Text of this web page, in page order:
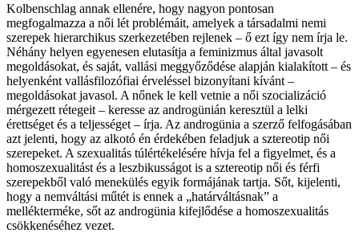
Kolbenschlag annak ellenére, hogy nagyon pontosan
megfogalmazza a női lét problémáit, amelyek a társadalmi nemi
szerepek hierarchikus szerkezetében rejlenek – ő ezt így nem írja le.
Néhány helyen egyenesen elutasítja a feminizmus által javasolt
megoldásokat, és saját, vallási meggyőződése alapján kialakított – és
helyenként vallásfilozófiai érveléssel bizonyítani kívánt –
megoldásokat javasol. A nőnek le kell vetnie a női szocializáció
mérgezett rétegeit – keresse az androgünián keresztül a lelki
érettséget és a teljességet – írja. Az androgünia a szerző felfogásában
azt jelenti, hogy az alkotó én érdekében feladjuk a sztereotip női
szerepeket. A szexualitás túlértékelésére hívja fel a figyelmet, és a
homoszexualitást és a leszbikusságot is a sztereotip női és férfi
szerepekből való menekülés egyik formájának tartja. Sőt, kijelenti,
hogy a nemváltási műtét is ennek a „határváltásnak” a
mellékterméke, sőt az androgünia kifejlődése a homoszexualitás
csökkenéséhez vezet.